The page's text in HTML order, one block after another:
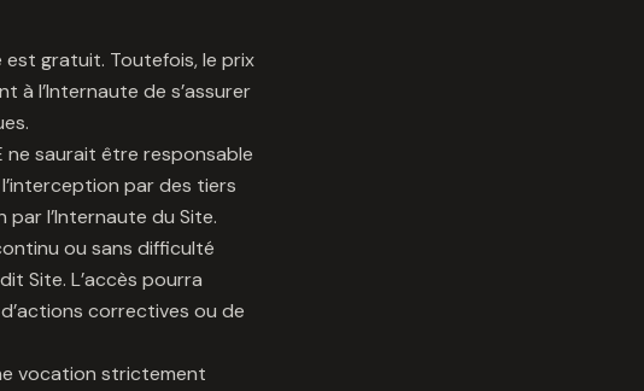
est gratuit. Toutefois, le prix
à l’Internaute de s’assurer
ne saurait être responsable
par des tiers
l’Internaute du Site.
ou sans difficulté
Site. L’accès pourra
correctives ou de
vocation strictement